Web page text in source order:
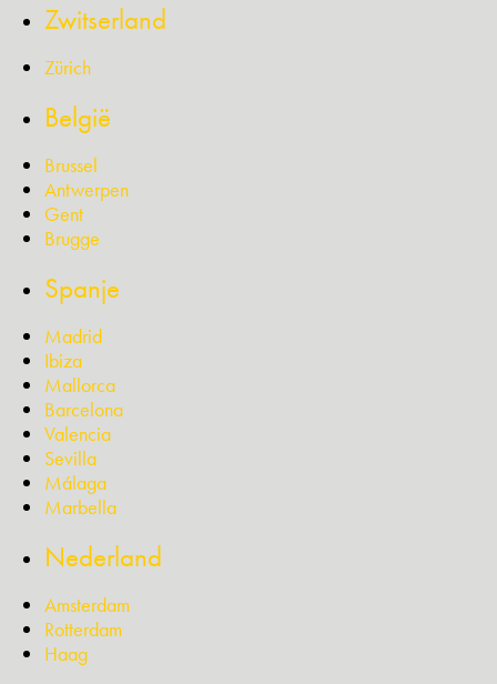
Zwitserland
Zürich
België
Brussel
Antwerpen
Gent
Brugge
Spanje
Madrid
Ibiza
Mallorca
Barcelona
Valencia
Sevilla
Málaga
Marbella
Nederland
Amsterdam
Rotterdam
Haag